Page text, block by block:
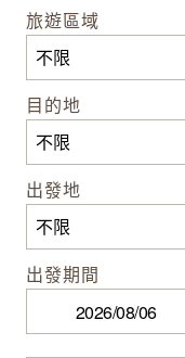
旅遊區域
目的地
出發地
出發期間